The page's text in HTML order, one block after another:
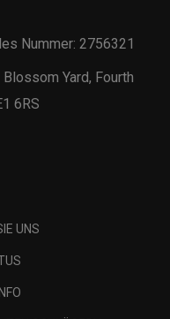
Nummer: 2756321
Yard, Fourth
6RS
UNS